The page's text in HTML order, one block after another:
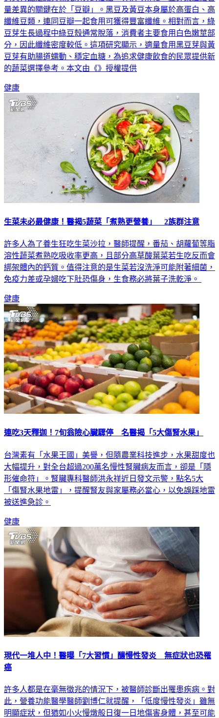
量差異的關鍵在於「豆瓣」。黑豆及黃豆本身屬於高蛋白、高
纖維豆類，連同豆瓣一起食用可獲得豐富纖維。相對而言，綠
豆芽生長過程中綠豆殼通常脫落，消費者主要食用白色嫩莖部
分，因此纖維密度較低。這項研究顯示，適量食用黑豆芽與黃
豆芽有助腸道蠕動、穩定血糖，為追求健康飲食的民眾提供新
的蔬菜選擇參考。本文由《》授權提供
健康
生菜未必最健康！醫揭5蔬菜「煮熟更營養」 2族群注意
許多人為了養生狂吃生菜沙拉，醫師提醒，番茄、胡蘿蔔等脂
溶性蔬菜煮熟吃吸收率更高，且部分高草酸葉菜若生吃反而會
綁架體內的鈣質。值得注意的是生菜若沒洗淨可能附著細菌，
免疫力差或孕婦吃下肚恐傷身，生食務必將葉子洗乾淨。
健康
連吃3天釋迦！7旬翁險心臟驟停 名醫揭「5大傷腎水果」
台灣素有「水果王國」美譽，但隨農業科技進步，水果甜度也
大幅提升，對全台超過200萬名慢性腎臟病友而言，卻是「隱
形催命符」。腎臟專科醫師洪永祥近日發文示警，點名5大
「傷腎水果地雷」，提醒腎友與家屬務必當心，以免誤踩地雷
被送進急診。
健康
現代一堆人中！醫曝「7大習慣」釀慢性發炎 無症狀也恐罹
癌
許多人都是在毫無徵兆的情況下，被醫師診斷出罹患疾病。對
此，營養功能醫學醫師劉博仁就提醒，「低度慢性發炎」雖無
明顯症狀，但猶如小火慢燉般日復一日地傷害身體，甚至可能